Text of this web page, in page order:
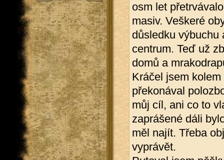
osm let
masiv. Veškeré
důsledku výbuchu
centrum. Teď už
domů a
Kráčel jsem
překonával
můj cíl, ani co to
zaprášené dáli
měl najít. Třeba
vyprávět.